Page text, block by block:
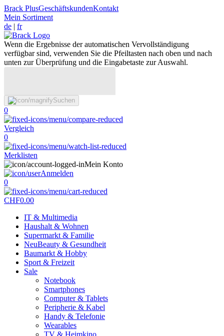
Brack PlusGeschäftskundenKontakt
Mein Sortiment
de | fr
Wenn die Ergebnisse der automatischen Vervollständigung
verfügbar sind, verwenden Sie die Pfeiltasten nach oben und nach
unten zur Überprüfung und die Eingabetaste zur Auswahl.
Suchen
0
Vergleich
0
Merklisten
Mein Konto
Anmelden
0
CHF0.00
IT & Multimedia
Haushalt & Wohnen
Supermarkt & Familie
NeuBeauty & Gesundheit
Baumarkt & Hobby
Sport & Freizeit
Sale
Notebook
Smartphones
Computer & Tablets
Peripherie & Kabel
Handy & Telefonie
Wearables
TV & Heimkino